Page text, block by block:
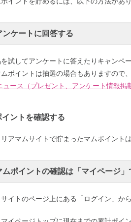
ンケートに回答する
試してアンケートに答えたりキャンペ
ポイントは抽選の場合もありますので、
ュース（プレゼント、アンケート情報掲
イントを確認する
アマムサイトで貯まったマムポイント
ムポイントの確認は「マイページ」
イトのページ上にある「ログイン」か